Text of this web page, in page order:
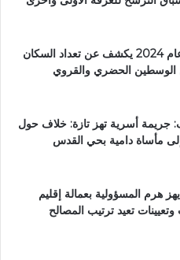
تازة: إحصاء عام 2024 يكشف عن تعداد السكان
الوسطين الحضري والقروي
جريمة أسرية تهز تازة: خلاف حول
مأساة دامية بحي القدس
هرم المسؤولية بعمالة إقليم
وتعيينات تعيد ترتيب المصالح